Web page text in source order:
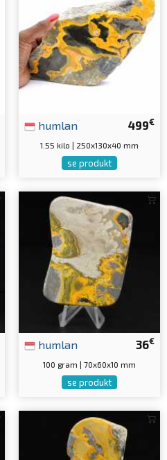
499€
humlan
1.55 kilo | 250x130x40 mm
se produkt
36€
humlan
100 gram | 70x60x10 mm
se produkt